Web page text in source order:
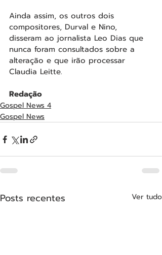
Ainda assim, os outros dois
compositores, Durval e Nino,
disseram ao jornalista Leo Dias que
nunca foram consultados sobre a
alteração e que irão processar
Claudia Leitte.
Redação
Gospel News 4
Gospel News
Posts recentes Ver tudo